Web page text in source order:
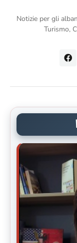
Notizie per gli
Turismo,